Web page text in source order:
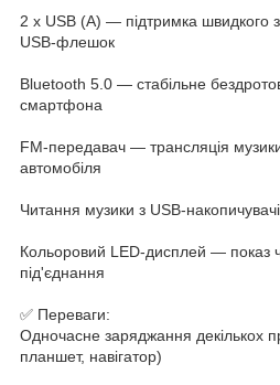
2 x USB (A) — підтримка швидкого
USB-флешок
Bluetooth 5.0 — стабільне
смартфона
FM-передавач — трансляція
автомобіля
Читання музики з USB-
Кольоровий LED-дисплей — показ
під'єднання
✅ Переваги:
Одночасне заряджання декількох
планшет, навігатор)